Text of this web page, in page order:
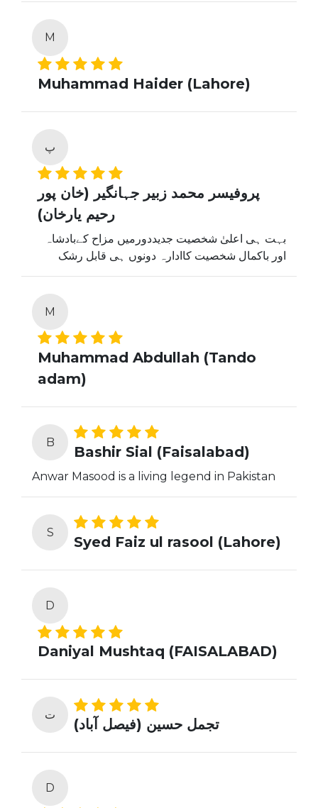
M
Muhammad Haider (Lahore)
پ
پروفیسر محمد زبیر جہانگیر (خان پور
رحیم یارخان)
بہت ہی اعلیٰ شخصیت جدیددورمیں مزاح کےبادشاہ
اور باکمال شخصیت کاادارہ دونوں ہی قابل رشک
M
Muhammad Abdullah (Tando
adam)
B
Bashir Sial (Faisalabad)
Anwar Masood is a living legend in Pakistan
S
Syed Faiz ul rasool (Lahore)
D
Daniyal Mushtaq (FAISALABAD)
ت
تجمل حسین (فیصل آباد)
D